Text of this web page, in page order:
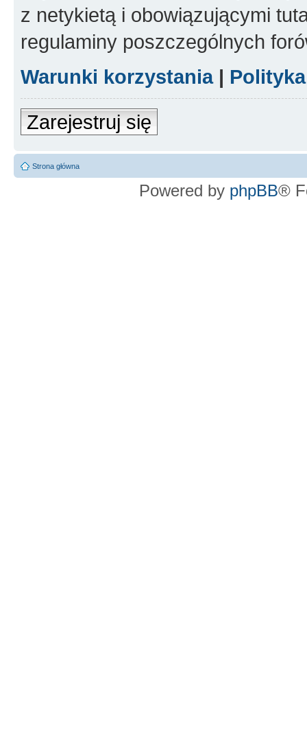
z netykietą i obowiązującymi
regulaminy poszczególnych
Warunki korzystania|
Zarejestruj się
Strona główna
Powered by phpBB®